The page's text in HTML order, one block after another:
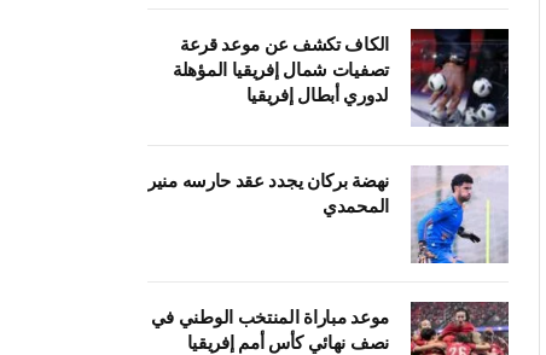
الكاف تكشف عن موعد قرعة
تصفيات شمال إفريقيا المؤهلة
لدوري أبطال إفريقيا
نهضة بركان يجدد عقد حارسه منير
المحمدي
موعد مباراة المنتخب الوطني في
نصف نهائي كأس أمم إفريقيا